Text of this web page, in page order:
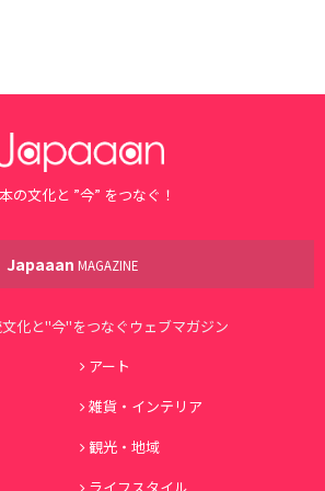
の文化と ”今” をつなぐ！
Japaaan MAGAZINE
化と"今"をつなぐウェブマガジン
アート
雑貨・インテリア
観光・地域